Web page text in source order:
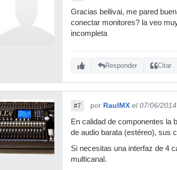
Gracias bellivai, me pared
conectar monitores? la veo
incompleta
Responder Citar
#7 por RaulMX el 07/06/2014
En calidad de componentes la
de audio barata (estéreo), sus
Si necesitas una interfaz de 4
multicanal.